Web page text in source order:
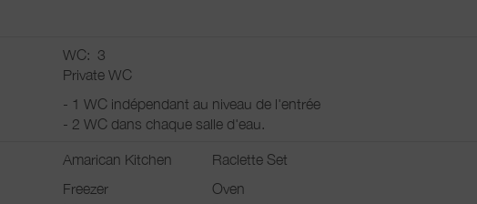
WC: 3
Private WC
- 1 WC indépendant au niveau de l'entrée
- 2 WC dans chaque salle d'eau.
Amarican Kitchen
Raclette Set
Freezer
Oven